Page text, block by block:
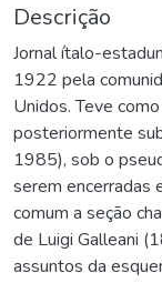
Descrição
Jornal ítalo-
1922 pela
Unidos. Teve
posteriormente
1985), sob o
serem encerradas
comum a seção
de Luigi Galleani
assuntos da